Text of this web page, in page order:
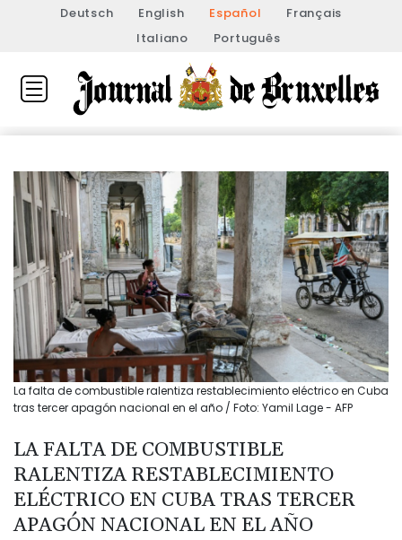
Deutsch English Español
Français
Italiano
Português
La falta de combustible ralentiza restablecimiento eléctrico en Cuba
tras tercer apagón nacional en el año / Foto: Yamil Lage - AFP
LA FALTA DE COMBUSTIBLE
RALENTIZA RESTABLECIMIENTO
ELÉCTRICO EN CUBA TRAS TERCER
APAGÓN NACIONAL EN EL AÑO